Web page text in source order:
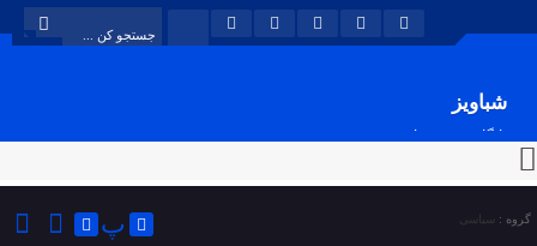
شباویز
پایگاه خبری شباویز
گروه : سیاسی پ